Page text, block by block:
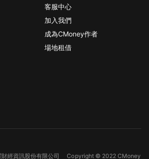
客服中心
加入我們
成為CMoney作者
場地租借
財經資訊股份有限公司Copyright © 2022 CMoney